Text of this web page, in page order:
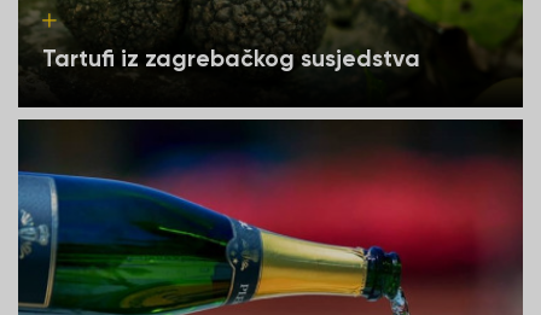
Tartufi iz zagrebačkog susjedstva